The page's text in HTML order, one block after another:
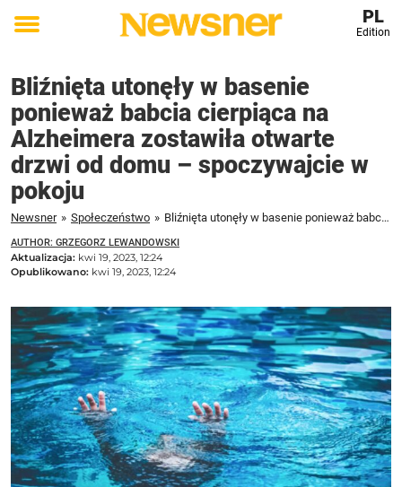
Toggle
PL
Edition
Bliźnięta utonęły w basenie
ponieważ babcia cierpiąca na
Alzheimera zostawiła otwarte
drzwi od domu – spoczywajcie w
pokoju
Newsner » Społeczeństwo » Bliźnięta utonęły w basenie ponieważ babcia cierpiąca na Alzheimera zostawiła otwarte drzwi od domu – spoczywajcie w pokoju
AUTHOR: GRZEGORZ LEWANDOWSKI
Aktualizacja: kwi 19, 2023, 12:24
Opublikowano: kwi 19, 2023, 12:24